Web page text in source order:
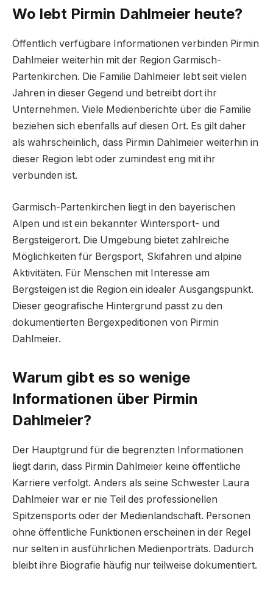
Wo lebt Pirmin Dahlmeier heute?
Öffentlich verfügbare Informationen verbinden Pirmin
Dahlmeier weiterhin mit der Region Garmisch-
Partenkirchen. Die Familie Dahlmeier lebt seit vielen
Jahren in dieser Gegend und betreibt dort ihr
Unternehmen. Viele Medienberichte über die Familie
beziehen sich ebenfalls auf diesen Ort. Es gilt daher
als wahrscheinlich, dass Pirmin Dahlmeier weiterhin in
dieser Region lebt oder zumindest eng mit ihr
verbunden ist.
Garmisch-Partenkirchen liegt in den bayerischen
Alpen und ist ein bekannter Wintersport- und
Bergsteigerort. Die Umgebung bietet zahlreiche
Möglichkeiten für Bergsport, Skifahren und alpine
Aktivitäten. Für Menschen mit Interesse am
Bergsteigen ist die Region ein idealer Ausgangspunkt.
Dieser geografische Hintergrund passt zu den
dokumentierten Bergexpeditionen von Pirmin
Dahlmeier.
Warum gibt es so wenige
Informationen über Pirmin
Dahlmeier?
Der Hauptgrund für die begrenzten Informationen
liegt darin, dass Pirmin Dahlmeier keine öffentliche
Karriere verfolgt. Anders als seine Schwester Laura
Dahlmeier war er nie Teil des professionellen
Spitzensports oder der Medienlandschaft. Personen
ohne öffentliche Funktionen erscheinen in der Regel
nur selten in ausführlichen Medienporträts. Dadurch
bleibt ihre Biografie häufig nur teilweise dokumentiert.